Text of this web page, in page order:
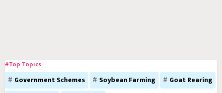
#Top Topics
Government Schemes Soybean Farming
Goat Rearing